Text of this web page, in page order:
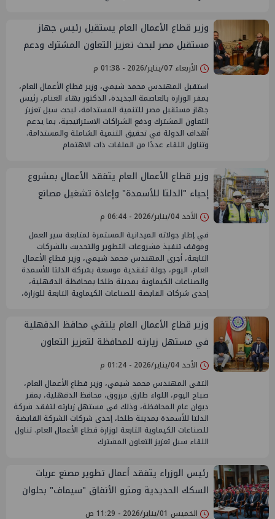
وزير قطاع الأعمال العام يستقبل رئيس جهاز
مستقبل مصر لبحث تعزيز التعاون المشترك ودعم
التنمية المستدامة
الأربعاء 07/يناير/2026 - 01:38 م
استقبل المهندس محمد شيمي، وزير قطاع الأعمال العام،
بمقر الوزارة بالعاصمة الجديدة، الدكتور بهاء الغنام، رئيس
جهاز مستقبل مصر للتنمية المستدامة، لبحث سبل تعزيز
التعاون المشترك ودفع الشراكات الاستراتيجية، بما يدعم
أهداف الدولة في تحقيق التنمية الشاملة والمستدامة.
وتناول اللقاء عددًا من الملفات ذات الاهتمام
وزير قطاع الأعمال العام يتفقد الأعمال بمشروع
إحياء "الدلتا للأسمدة" وإعادة تشغيل مصانع
الأمونيا واليوريا
الأحد 04/يناير/2026 - 06:44 م
في إطار جولاته الميدانية المستمرة لمتابعة سير العمل
وموقف تنفيذ مشروعات التطوير والتحديث بالشركات
التابعة، أجرى المهندس محمد شيمي، وزير قطاع الأعمال
العام، اليوم، جولة تفقدية موسعة بشركة الدلتا للأسمدة
والصناعات الكيماوية بمدينة طلخا بمحافظة الدقهلية،
إحدى شركات القابضة للصناعات الكيماوية التابعة للوزارة،
وزير قطاع الأعمال العام يلتقي محافظ الدقهلية
في مستهل زيارته للمحافظة لتعزيز التعاون
المشترك
الأحد 04/يناير/2026 - 01:24 م
التقى المهندس محمد شيمي، وزير قطاع الأعمال العام،
صباح اليوم، اللواء طارق مرزوق، محافظ الدقهلية، بمقر
ديوان عام المحافظة، وذلك في مستهل زيارته لتفقد شركة
الدلتا للأسمدة بمدينة طلخا، إحدى شركات الشركة القابضة
للصناعات الكيماوية التابعة لوزارة قطاع الأعمال العام. تناول
اللقاء سبل تعزيز التعاون المشترك
رئيس الوزراء يتفقد أعمال تطوير مصنع عربات
السكك الحديدية ومترو الأنفاق "سيماف" بحلوان
الخميس 01/يناير/2026 - 11:29 ص